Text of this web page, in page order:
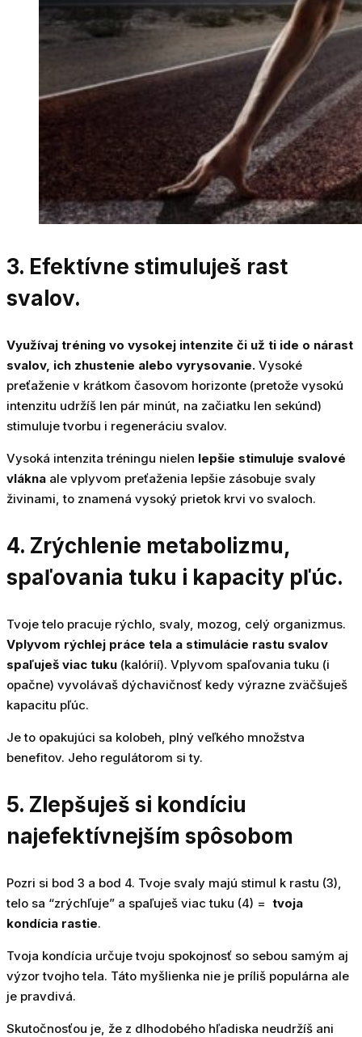
3. Efektívne stimuluješ rast
svalov.
Využívaj tréning vo vysokej intenzite či už ti ide o nárast
svalov, ich zhustenie alebo vyrysovanie. Vysoké
preťaženie v krátkom časovom horizonte (pretože vysokú
intenzitu udržíš len pár minút, na začiatku len sekúnd)
stimuluje tvorbu i regeneráciu svalov.
Vysoká intenzita tréningu nielen lepšie stimuluje svalové
vlákna ale vplyvom preťaženia lepšie zásobuje svaly
živinami, to znamená vysoký prietok krvi vo svaloch.
4. Zrýchlenie metabolizmu,
spaľovania tuku i kapacity pľúc.
Tvoje telo pracuje rýchlo, svaly, mozog, celý organizmus.
Vplyvom rýchlej práce tela a stimulácie rastu svalov
spaľuješ viac tuku (kalórií). Vplyvom spaľovania tuku (i
opačne) vyvolávaš dýchavičnosť kedy výrazne zväčšuješ
kapacitu pľúc.
Je to opakujúci sa kolobeh, plný veľkého množstva
benefitov. Jeho regulátorom si ty.
5. Zlepšuješ si kondíciu
najefektívnejším spôsobom
Pozri si bod 3 a bod 4. Tvoje svaly majú stimul k rastu (3),
telo sa “zrýchľuje” a spaľuješ viac tuku (4) = tvoja
kondícia rastie.
Tvoja kondícia určuje tvoju spokojnosť so sebou samým aj
výzor tvojho tela. Táto myšlienka nie je príliš populárna ale
je pravdivá.
Skutočnosťou je, že z dlhodobého hľadiska neudržíš ani